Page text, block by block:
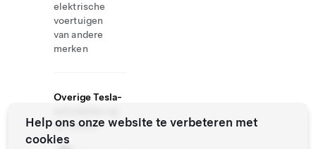
elektrische
voertuigen
van andere
merken
Overige Tesla-
de locatie
Help ons onze website te verbeteren met
cookies